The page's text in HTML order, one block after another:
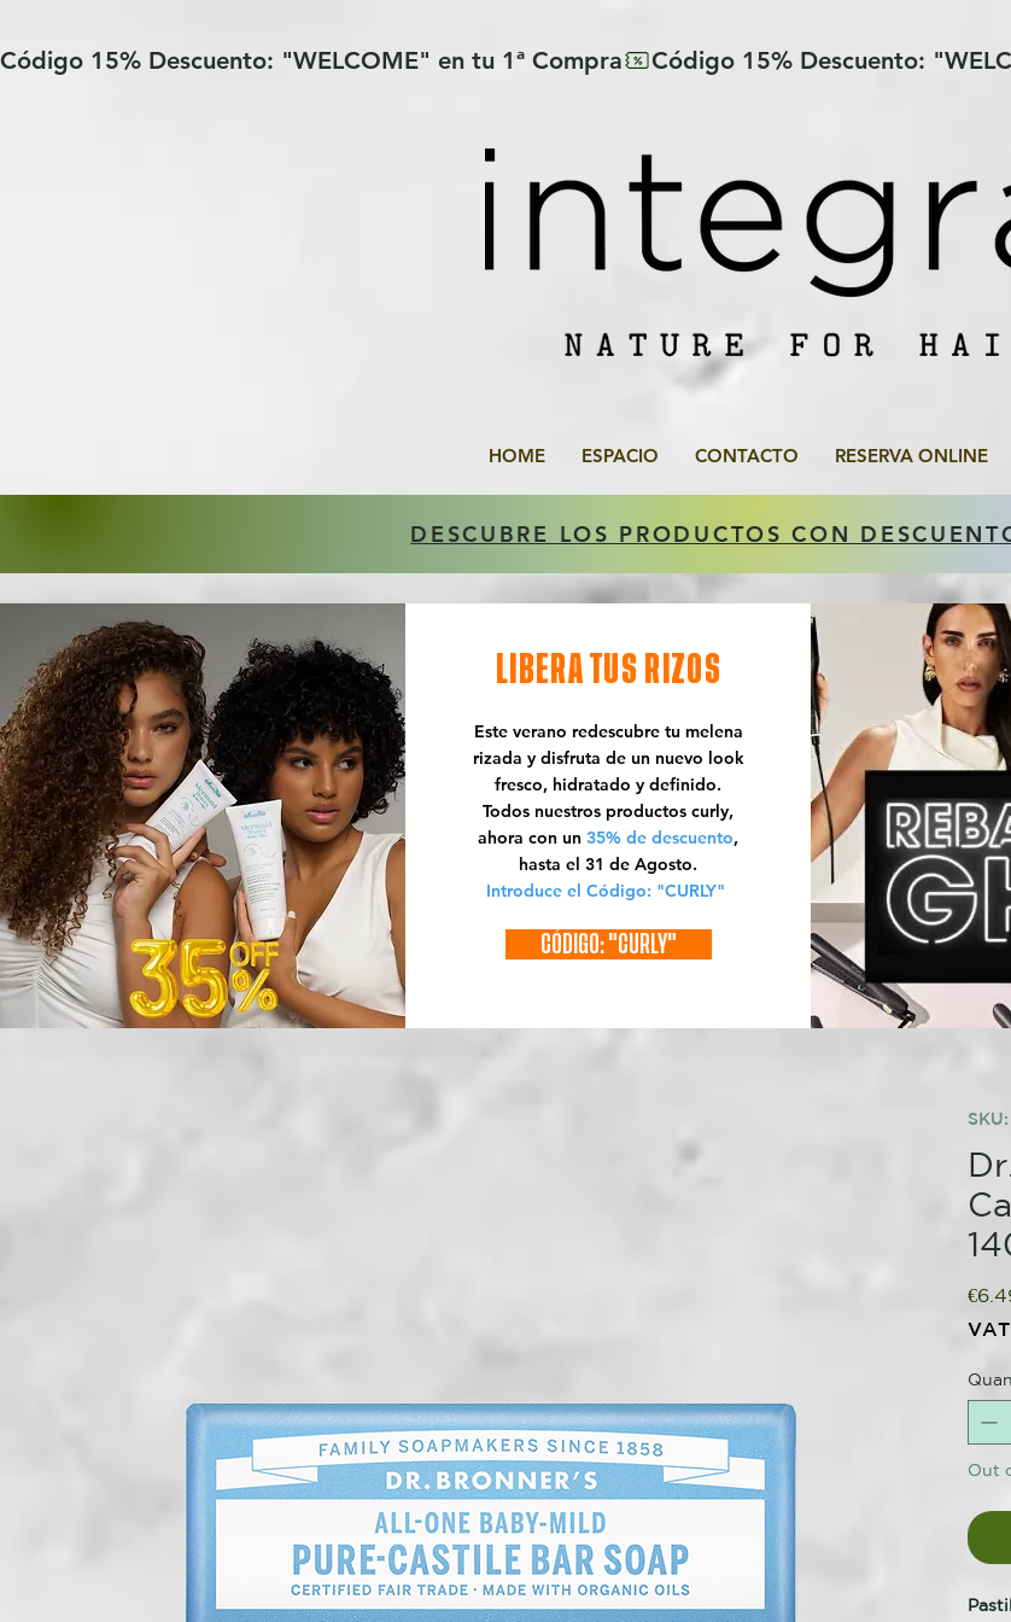
Código 15% Descuento: "WELCOME" en tu 1ª Compra
HOME ESPACIO CONTACTO RESERVA ONLINE
DESCUBRE LOS PRODUCTOS CON
LIBERA TUS RIZOS
Este verano redescubre tu melena
rizada y disfruta de un nuevo look
fresco, hidratado y definido.
Todos nuestros productos curly,
ahora con un 35% de descuento,
hasta el 31 de Agosto.
Introduce el Código: "CURLY"
CÓDIGO: "CURLY"
Out